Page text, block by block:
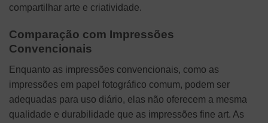
compartilhar arte e criatividade.
Comparação com Impressões
Convencionais
Enquanto as impressões convencionais, como as
impressões em papel fotográfico comum, podem ser
adequadas para uso diário, elas não oferecem a mesma
qualidade e durabilidade que as impressões fine art. As